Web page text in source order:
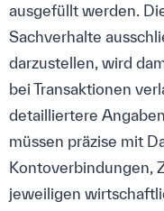
ausgefüllt werden.
Sachverhalte
darzustellen, wird
bei Transaktionen
detailliertere
müssen präzise mit
Kontoverbindungen,
jeweiligen